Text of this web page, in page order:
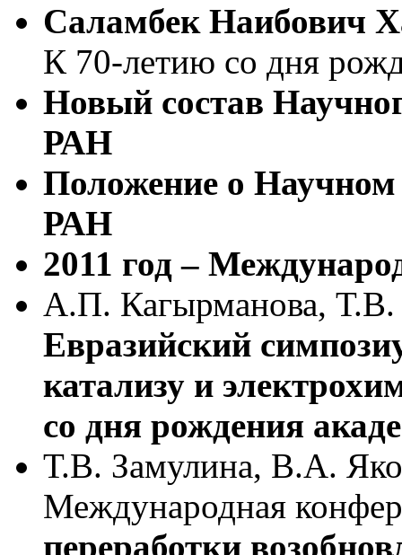
Саламбек Наибович
К 70-летию со дня
Новый состав
РАН
Положение о
РАН
2011 год –
А.П. Кагырманова, Т.В.
Евразийский
катализу и
со дня рождения
Т.В. Замулина, В.А.
Международная
переработки